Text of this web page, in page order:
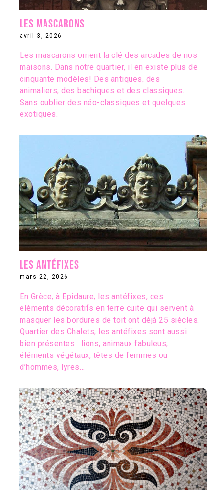
les mascarons
avril 3, 2026
Les mascarons ornent la clé des arcades de nos
maisons. Dans notre quartier, il en existe plus de
cinquante modèles! Des antiques, des
animaliers, des bachiques et des classiques.
Sans oublier des néo-classiques et quelques
exotiques.
Les antéfixes
mars 22, 2026
En Grèce, à Epidaure, les antéfixes, ces
éléments décoratifs en terre cuite qui servent à
masquer les bordures de toit ont déjà 25 siècles.
Quartier des Chalets, les antéfixes sont aussi
bien présentes : lions, animaux fabuleus,
éléments végétaux, têtes de femmes ou
d’hommes, lyres…